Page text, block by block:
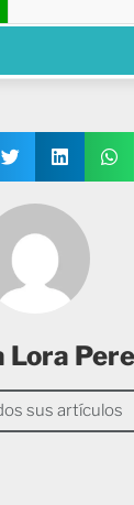
Lora
sus artículos